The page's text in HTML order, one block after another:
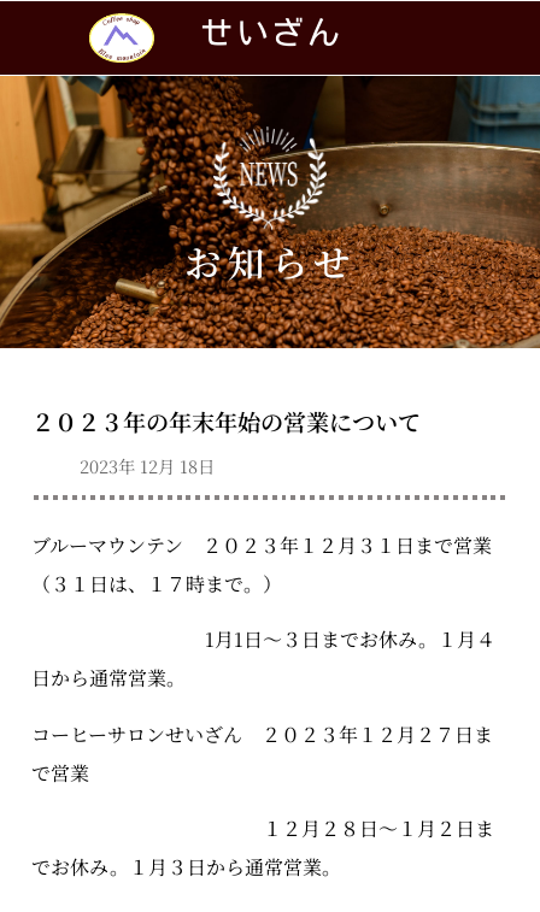
せいざん
お知らせ
２０２３年の年末年始の営業について
2023年 12月 18日
ブルーマウンテン ２０２３年１２月３１日まで営業
（３１日は、１７時まで。）
1月1日～３日までお休み。１月４
日から通常営業。
コーヒーサロンせいざん ２０２３年１２月２７日ま
で営業
１２月２８日～１月２日ま
でお休み。１月３日から通常営業。